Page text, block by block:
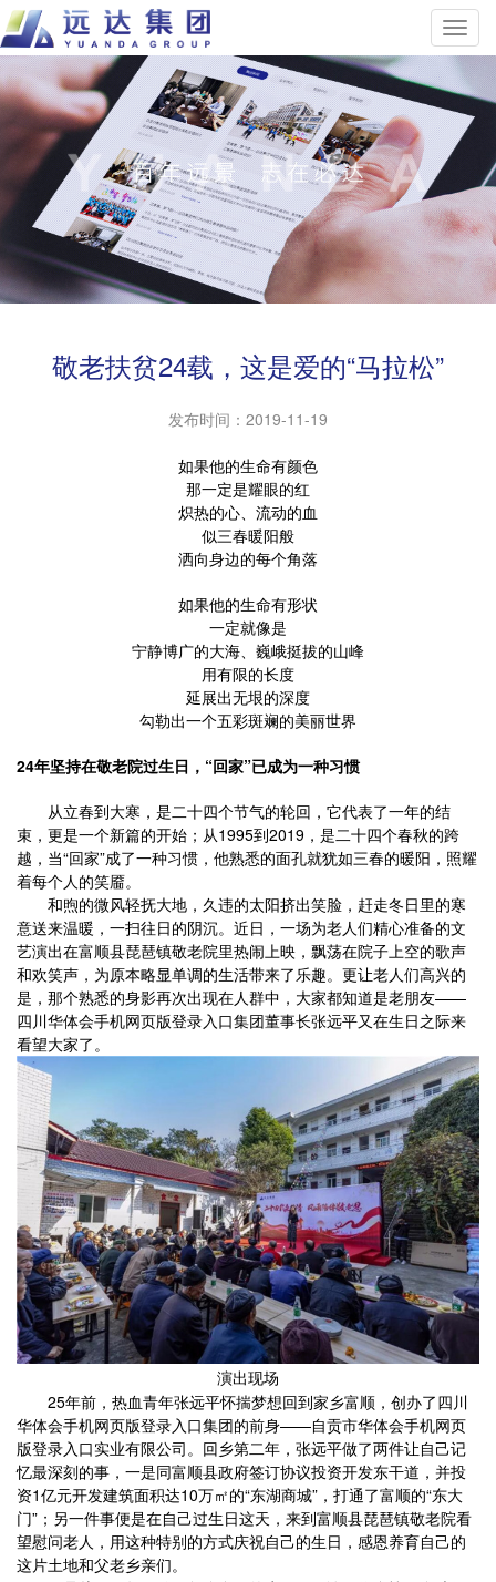
敬老扶贫24载，这是爱的“马拉松”
发布时间： 2019-11-19
如果他的生命有颜色
那一定是耀眼的红
炽热的心、流动的血
似三春暖阳般
洒向身边的每个角落
如果他的生命有形状
一定就像是
宁静博广的大海、巍峨挺拔的山峰
用有限的长度
延展出无垠的深度
勾勒出一个五彩斑斓的美丽世界
24年坚持在敬老院过生日，“回家”已成为一种习惯
从立春到大寒，是二十四个节气的轮回，它代表了一年的结
束，更是一个新篇的开始；从1995到2019，是二十四个春秋的跨
越，当“回家”成了一种习惯，他熟悉的面孔就犹如三春的暖阳，照耀
着每个人的笑靥。
和煦的微风轻抚大地，久违的太阳挤出笑脸，赶走冬日里的寒
意送来温暖，一扫往日的阴沉。近日，一场为老人们精心准备的文
艺演出在富顺县琵琶镇敬老院里热闹上映，飘荡在院子上空的歌声
和欢笑声，为原本略显单调的生活带来了乐趣。更让老人们高兴的
是，那个熟悉的身影再次出现在人群中，大家都知道是老朋友——
四川华体会手机网页版登录入口集团董事长张远平又在生日之际来
看望大家了。
演出现场
25年前，热血青年张远平怀揣梦想回到家乡富顺，创办了四川
华体会手机网页版登录入口集团的前身——自贡市华体会手机网页
版登录入口实业有限公司。回乡第二年，张远平做了两件让自己记
忆最深刻的事，一是同富顺县政府签订协议投资开发东干道，并投
资1亿元开发建筑面积达10万㎡的“东湖商城”，打通了富顺的“东大
门”；另一件事便是在自己过生日这天，来到富顺县琵琶镇敬老院看
望慰问老人，用这种特别的方式庆祝自己的生日，感恩养育自己的
这片土地和父老乡亲们。